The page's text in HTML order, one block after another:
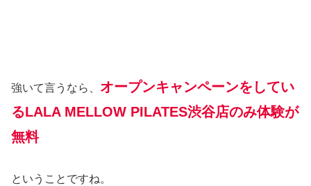
強いて言うなら、 オープンキャンペーンをしてい
るLALA MELLOW PILATES渋谷店のみ体験が
無料
ということですね。